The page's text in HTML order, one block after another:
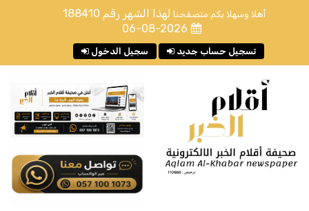
أهلا وسهلا بكم متصفحنا لهذا الشهر رقم 188410
06-08-2026
سجيل الدخول تسجيل حساب جديد